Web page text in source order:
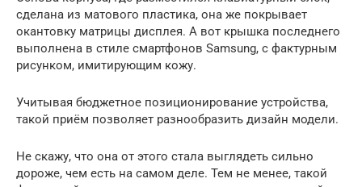
сделана из матового пластика, она же покрывает
окантовку матрицы дисплея. А вот крышка последнего
выполнена в стиле смартфонов Samsung, с фактурным
рисунком, имитирующим кожу.
Учитывая бюджетное позиционирование устройства,
такой приём позволяет разнообразить дизайн модели.
Не скажу, что она от этого стала выглядеть сильно
дороже, чем есть на самом деле. Тем не менее, такой